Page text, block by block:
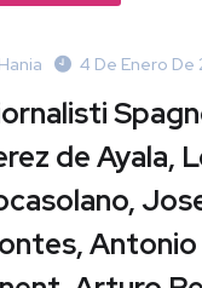
Hania 4 De Enero De
de Ayala,